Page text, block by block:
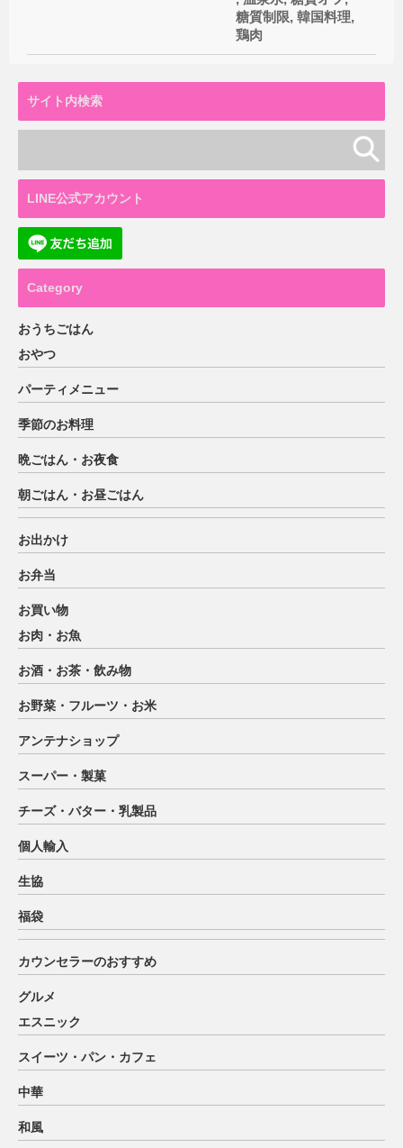
糖質制限, 韓国料理,
鶏肉
サイト内検索
LINE公式アカウント
Category
おうちごはん
おやつ
パーティメニュー
季節のお料理
晩ごはん・お夜食
朝ごはん・お昼ごはん
お出かけ
お弁当
お買い物
お肉・お魚
お酒・お茶・飲み物
お野菜・フルーツ・お米
アンテナショップ
スーパー・製菓
チーズ・バター・乳製品
個人輸入
生協
福袋
カウンセラーのおすすめ
グルメ
エスニック
スイーツ・パン・カフェ
中華
和風